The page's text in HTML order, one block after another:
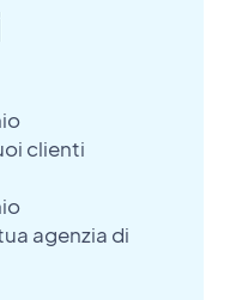
clienti
agenzia di